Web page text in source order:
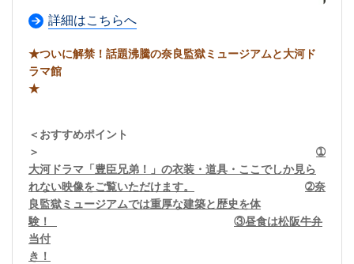
詳細はこちらへ
★ついに解禁！話題沸騰の奈良監獄ミュージアムと大河ド
ラマ館
★
＜おすすめポイント
＞ ➀
大河ドラマ「豊臣兄弟！」の衣装・道具・ここでしか見ら
れない映像をご覧いただけます。
➁奈
良監獄ミュージアムでは重厚な建築と歴史を体
験！
③昼食は松阪牛弁
当付
き！